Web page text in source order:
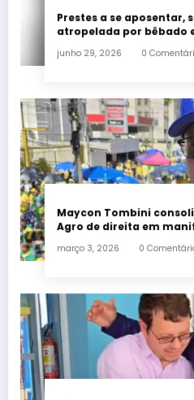
Prestes a se aposentar,
atropelada por bêbado
junho 29, 2026 0
Maycon Tombini
Agro de direita em
março 3, 2026 0